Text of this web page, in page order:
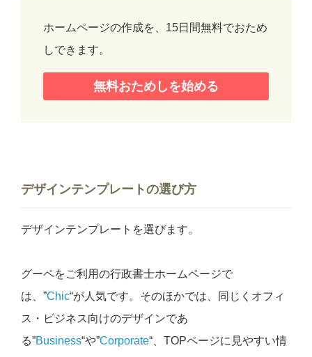
ホームページの作成を、15日間無料でおため
しできます。
無料おためしを始める
デザインテンプレートの選び方
デザインテンプレートを選びます。
グーペをご利用の行政書士ホームページで
は、”Chic“が人気です。そのほかでは、同じくオフィ
ス・ビジネス向けのデザインであ
る”Business“や”Corporate“、TOPページに見やすい情